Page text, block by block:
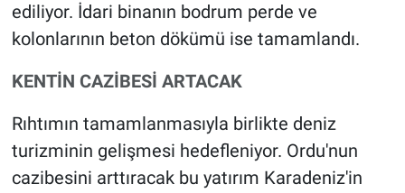
ediliyor. İdari binanın bodrum perde ve
kolonlarının beton dökümü ise tamamlandı.
KENTİN CAZİBESİ ARTACAK
Rıhtımın tamamlanmasıyla birlikte deniz
turizminin gelişmesi hedefleniyor. Ordu'nun
cazibesini arttıracak bu yatırım Karadeniz'in